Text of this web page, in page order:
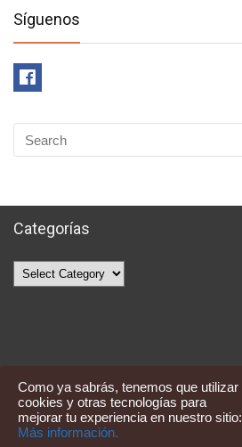
Síguenos
Categorías
Categorías
Como ya sabrás, tenemos que utilizar
cookies y otras tecnologías para
mejorar tu experiencia en nuestro sitio:
Más información.